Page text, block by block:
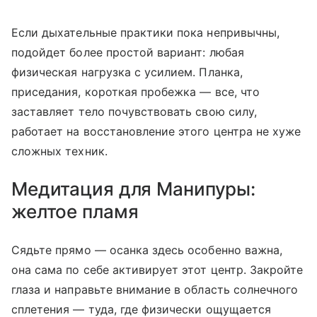
Если дыхательные практики пока непривычны,
подойдет более простой вариант: любая
физическая нагрузка с усилием. Планка,
приседания, короткая пробежка — все, что
заставляет тело почувствовать свою силу,
работает на восстановление этого центра не хуже
сложных техник.
Медитация для Манипуры:
желтое пламя
Сядьте прямо — осанка здесь особенно важна,
она сама по себе активирует этот центр. Закройте
глаза и направьте внимание в область солнечного
сплетения — туда, где физически ощущается